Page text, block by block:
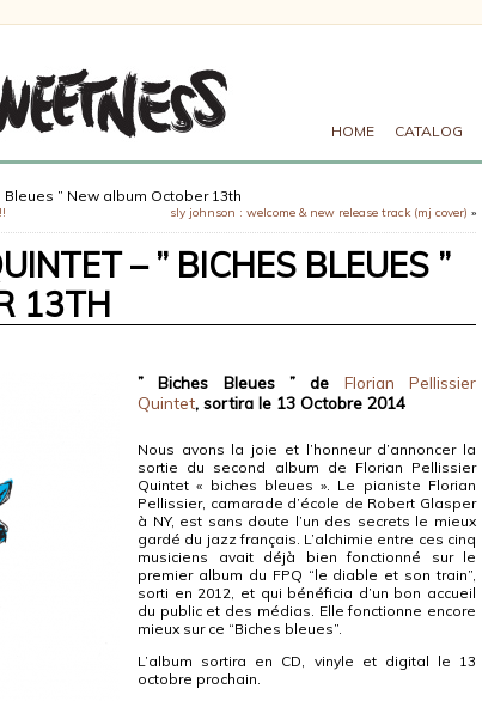
HOME CATALOG
” New album October 13th
sly johnson : welcome & new release track (mj cover) »
– ” BICHES BLEUES ”
13TH
” Biches Bleues ” de Florian Pellissier
Quintet, sortira le 13 Octobre 2014
Nous avons la joie et l’honneur d’annoncer la
sortie du second album de Florian Pellissier
Quintet « biches bleues ». Le pianiste Florian
Pellissier, camarade d’école de Robert Glasper
à NY, est sans doute l’un des secrets le mieux
gardé du jazz français. L’alchimie entre ces cinq
musiciens avait déjà bien fonctionné sur le
premier album du FPQ “le diable et son train”,
sorti en 2012, et qui bénéficia d’un bon accueil
du public et des médias. Elle fonctionne encore
mieux sur ce “Biches bleues”.
L’album sortira en CD, vinyle et digital le 13
octobre prochain.